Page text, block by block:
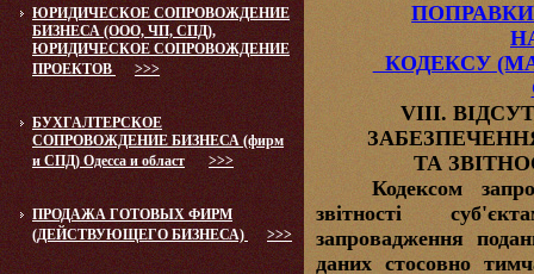
ЮРИДИЧЕСКОЕ CОПРОВОЖДЕНИЕ
БИЗНЕСА (ООО, ЧП, СПД),
ЮРИДИЧЕСКОЕ СОПРОВОЖДЕНИЕ
ПРОЕКТОВ
>>>
БУХГАЛТЕРСКОЕ
СОПРОВОЖДЕНИЕ БИЗНЕСА (фирм
и СПД) Одесса и област
>>>
ПРОДАЖА ГОТОВЫХ ФИРМ
(ДЕЙСТВУЮЩЕГО БИЗНЕСА)
>>>
КОДЕКСУ
VІІІ.
ТА
Кодексом
звітності
запровадження
даних стосовно